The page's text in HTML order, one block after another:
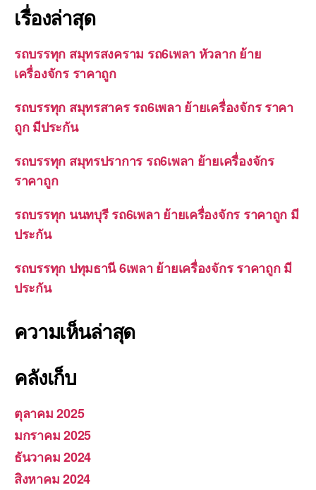
เรื่องล่าสุด
รถบรรทุก สมุทรสงคราม รถ6เพลา หัวลาก ย้าย
เครื่องจักร ราคาถูก
รถบรรทุก สมุทรสาคร รถ6เพลา ย้ายเครื่องจักร ราคา
ถูก มีประกัน
รถบรรทุก สมุทรปราการ รถ6เพลา ย้ายเครื่องจักร
ราคาถูก
รถบรรทุก นนทบุรี รถ6เพลา ย้ายเครื่องจักร ราคาถูก มี
ประกัน
รถบรรทุก ปทุมธานี 6เพลา ย้ายเครื่องจักร ราคาถูก มี
ประกัน
ความเห็นล่าสุด
คลังเก็บ
ตุลาคม 2025
มกราคม 2025
ธันวาคม 2024
สิงหาคม 2024